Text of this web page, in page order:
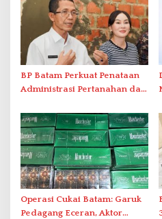
BP Batam Perkuat Penataan
Administrasi Pertanahan dan
Operasi Cukai Batam: Garuk
Pedagang Eceran, Aktor